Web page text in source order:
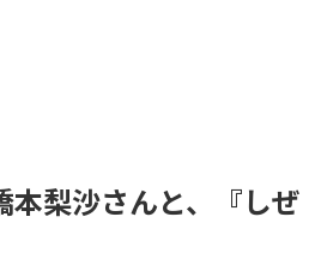
本梨沙さんと、『しぜ